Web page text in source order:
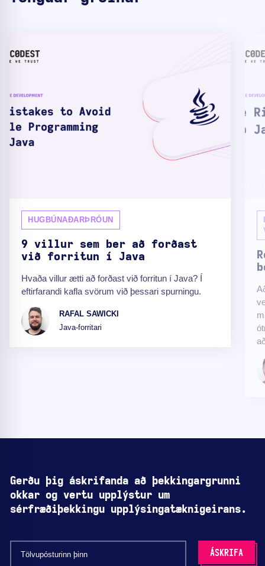
HUGBÚNAÐARÞRÓUN
9 villur sem ber að forðast
við forritun í Java
Hvaða villur ætti að forðast við forritun í Java? Í
eftirfarandi kafla svörum við þessari spurningu.
RAFAL SAWICKI
Java-forritari
Gerðu þig áskrifanda að þekkingargrunni
okkar og vertu upplýstur um
sérfræðiþekkingu upplýsingatæknigeirans.